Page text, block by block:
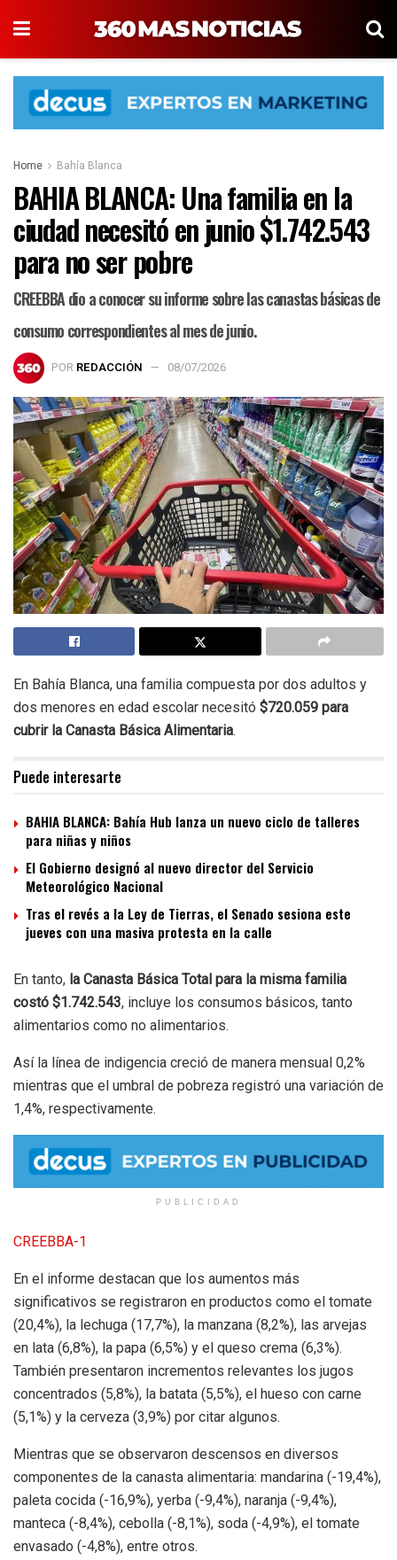
Home Bahía Blanca
BAHIA BLANCA: Una familia en la
ciudad necesitó en junio $1.742.543
para no ser pobre
CREEBBA dio a conocer su informe sobre las canastas básicas de
consumo correspondientes al mes de junio.
POR REDACCIÓN 08/07/2026
En Bahía Blanca, una familia compuesta por dos adultos y
dos menores en edad escolar necesitó $720.059 para
cubrir la Canasta Básica Alimentaria.
Puede interesarte
BAHIA BLANCA: Bahía Hub lanza un nuevo ciclo de talleres
para niñas y niños
El Gobierno designó al nuevo director del Servicio
Meteorológico Nacional
Tras el revés a la Ley de Tierras, el Senado sesiona este
jueves con una masiva protesta en la calle
En tanto, la Canasta Básica Total para la misma familia
costó $1.742.543, incluye los consumos básicos, tanto
alimentarios como no alimentarios.
Así la línea de indigencia creció de manera mensual 0,2%
mientras que el umbral de pobreza registró una variación de
1,4%, respectivamente.
PUBLICIDAD
CREEBBA-1
En el informe destacan que los aumentos más
significativos se registraron en productos como el tomate
(20,4%), la lechuga (17,7%), la manzana (8,2%), las arvejas
en lata (6,8%), la papa (6,5%) y el queso crema (6,3%).
También presentaron incrementos relevantes los jugos
concentrados (5,8%), la batata (5,5%), el hueso con carne
(5,1%) y la cerveza (3,9%) por citar algunos.
Mientras que se observaron descensos en diversos
componentes de la canasta alimentaria: mandarina (-19,4%),
paleta cocida (-16,9%), yerba (-9,4%), naranja (-9,4%),
manteca (-8,4%), cebolla (-8,1%), soda (-4,9%), el tomate
envasado (-4,8%), entre otros.